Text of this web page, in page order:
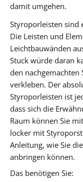
damit umgehen.
Styroporleisten sind
Die Leisten und
Leichtbauwänden
Stuck würde daran
den nachgemachten
verkleben. Der
Styroporleisten ist
dass sich die
Raum können Sie
locker mit
Anleitung, wie Sie
anbringen können.
Das benötigen Sie: